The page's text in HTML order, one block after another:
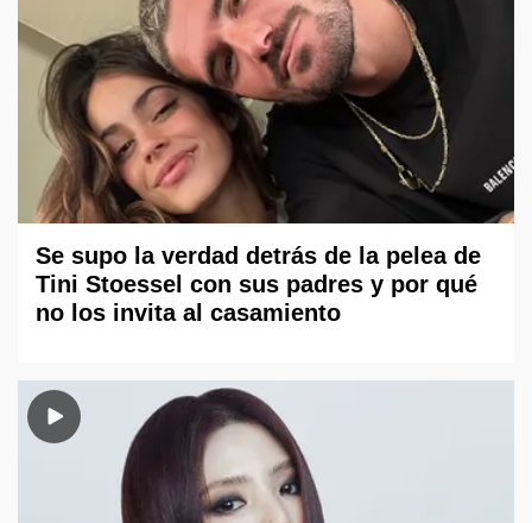
Se supo la verdad detrás de la pelea de
Tini Stoessel con sus padres y por qué
no los invita al casamiento